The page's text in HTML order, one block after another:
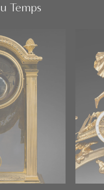
Temps